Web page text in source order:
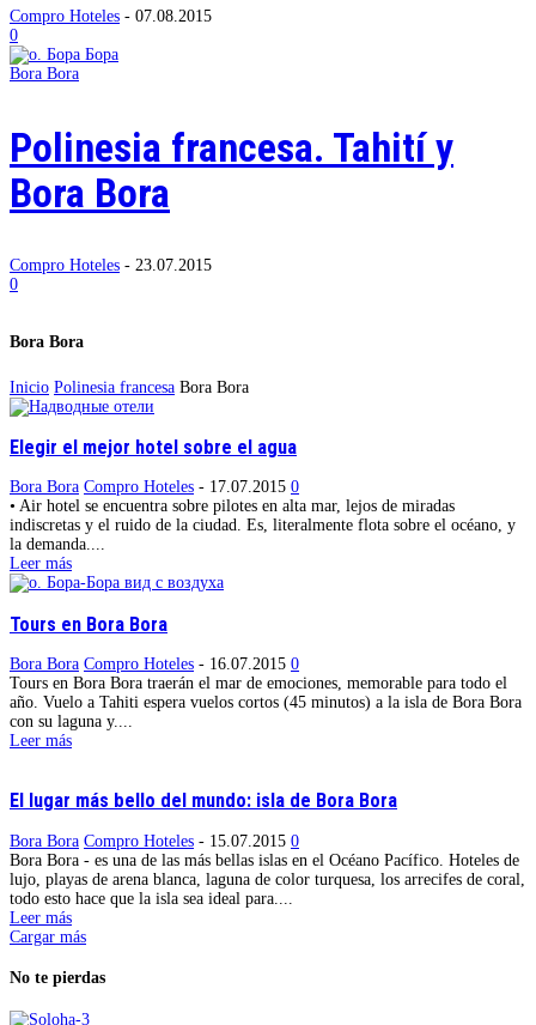
Compro Hoteles - 07.08.2015
0
Bora Bora
Polinesia francesa. Tahití y
Bora Bora
Compro Hoteles - 23.07.2015
0
Bora Bora
Inicio Polinesia francesa Bora Bora
Elegir el mejor hotel sobre el agua
Bora Bora Compro Hoteles - 17.07.2015 0
• Air hotel se encuentra sobre pilotes en alta mar, lejos de miradas
indiscretas y el ruido de la ciudad. Es, literalmente flota sobre el océano, y
la demanda....
Leer más
Tours en Bora Bora
Bora Bora Compro Hoteles - 16.07.2015 0
Tours en Bora Bora traerán el mar de emociones, memorable para todo el
año. Vuelo a Tahiti espera vuelos cortos (45 minutos) a la isla de Bora Bora
con su laguna y....
Leer más
El lugar más bello del mundo: isla de Bora Bora
Bora Bora Compro Hoteles - 15.07.2015 0
Bora Bora - es una de las más bellas islas en el Océano Pacífico. Hoteles de
lujo, playas de arena blanca, laguna de color turquesa, los arrecifes de coral,
todo esto hace que la isla sea ideal para....
Leer más
Cargar más
No te pierdas